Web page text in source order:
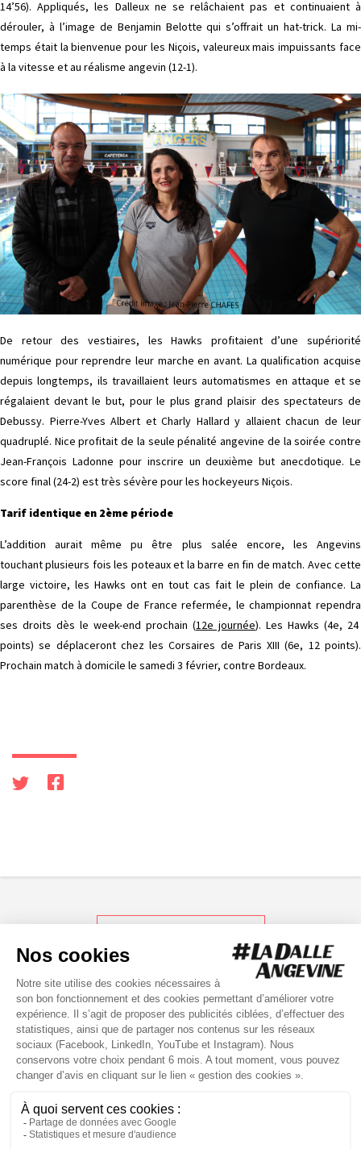
14’56). Appliqués, les Dalleux ne se relâchaient pas et continuaient à
dérouler, à l’image de Benjamin Belotte qui s’offrait un hat-trick. La mi-
temps était la bienvenue pour les Niçois, valeureux mais impuissants face
à la vitesse et au réalisme angevin (12-1).
De retour des vestiaires, les Hawks profitaient d’une supériorité
numérique pour reprendre leur marche en avant. La qualification acquise
depuis longtemps, ils travaillaient leurs automatismes en attaque et se
régalaient devant le but, pour le plus grand plaisir des spectateurs de
Debussy. Pierre-Yves Albert et Charly Hallard y allaient chacun de leur
quadruplé. Nice profitait de la seule pénalité angevine de la soirée contre
Jean-François Ladonne pour inscrire un deuxième but anecdotique. Le
score final (24-2) est très sévère pour les hockeyeurs Niçois.
Tarif identique en 2ème période
L’addition aurait même pu être plus salée encore, les Angevins
touchant plusieurs fois les poteaux et la barre en fin de match. Avec cette
large victoire, les Hawks ont en tout cas fait le plein de confiance. La
parenthèse de la Coupe de France refermée, le championnat rependra
ses droits dès le week-end prochain (12e journée). Les Hawks (4e, 24
points) se déplaceront chez les Corsaires de Paris XIII (6e, 12 points).
Prochain match à domicile le samedi 3 février, contre Bordeaux.
RETOUR AUX ACTUS